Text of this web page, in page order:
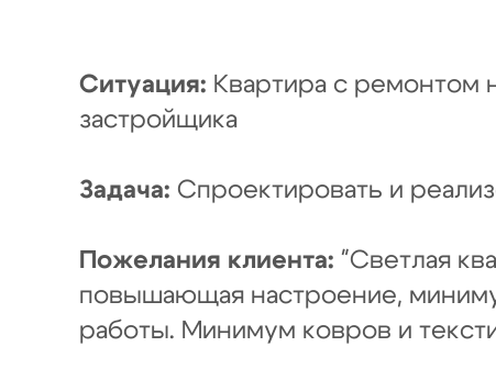
Ситуация: Квартира с ремонтом
застройщика
Задача: Спроектировать и
Пожелания клиента: "Светлая
повышающая настроение,
работы. Минимум ковров и